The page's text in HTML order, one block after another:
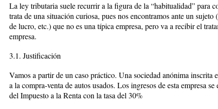
La ley tributaria suele recurrir a la figura de la “habitualidad” para
trata de una situación curiosa, pues nos encontramos ante un
de lucro, etc.) que no es una típica empresa, pero va a recibir el
empresa.
3.1. Justificación
Vamos a partir de un caso práctico. Una sociedad anónima inscrita
a la compra-venta de autos usados. Los ingresos de esta empresa
del Impuesto a la Renta con la tasa del 30%